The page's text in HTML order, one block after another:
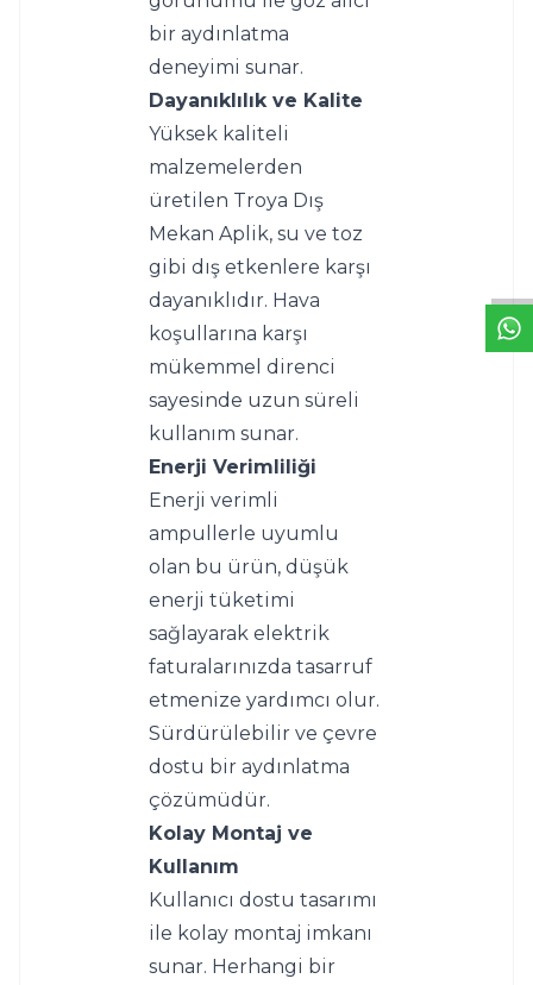
bir aydınlatma
deneyimi sunar.
Dayanıklılık ve Kalite
Yüksek kaliteli
malzemelerden
üretilen Troya Dış
Mekan Aplik, su ve toz
gibi dış etkenlere karşı
dayanıklıdır. Hava
koşullarına karşı
mükemmel direnci
sayesinde uzun süreli
kullanım sunar.
Enerji Verimliliği
Enerji verimli
ampullerle uyumlu
olan bu ürün, düşük
enerji tüketimi
sağlayarak elektrik
faturalarınızda tasarruf
etmenize yardımcı olur.
Sürdürülebilir ve çevre
dostu bir aydınlatma
çözümüdür.
Kolay Montaj ve
Kullanım
Kullanıcı dostu tasarımı
ile kolay montaj imkanı
sunar. Herhangi bir